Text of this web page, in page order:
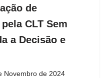
de
CLT Sem
a Decisão e
Novembro de 2024